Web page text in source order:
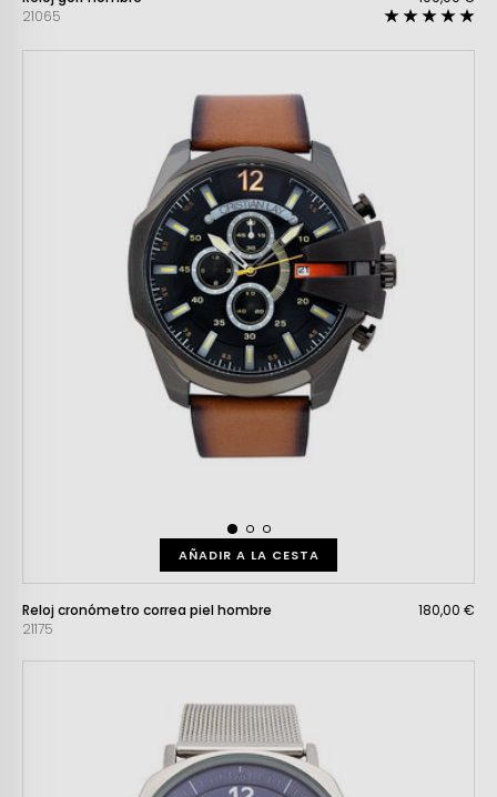
21065
AÑADIR A LA CESTA
Reloj cronómetro correa piel hombre
21175
180,00 €